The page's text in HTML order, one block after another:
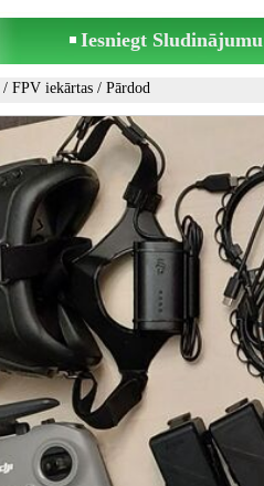
Iesniegt Sludinājumu
/ FPV iekārtas / Pārdod